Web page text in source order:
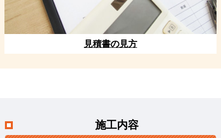
見積書の見方
施工内容